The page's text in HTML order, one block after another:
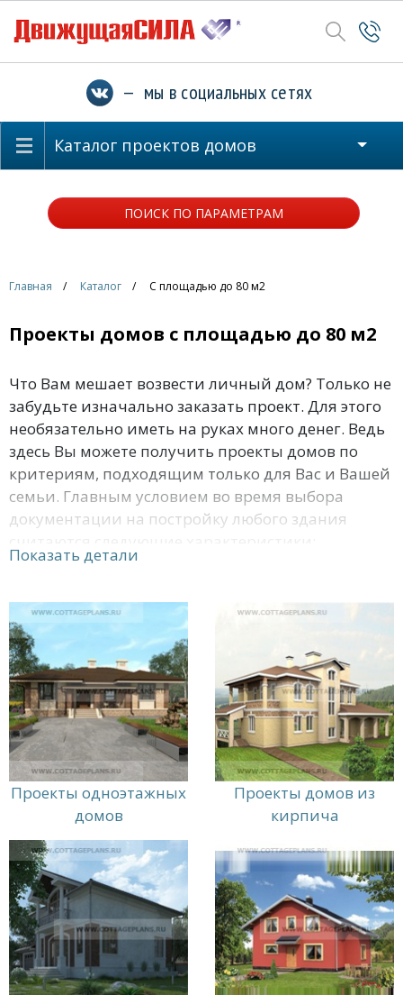
— мы в социальных сетях
Каталог проектов домов
ПОИСК ПО ПАРАМЕТРАМ
Главная Каталог С площадью до 80 м2
Проекты домов с площадью до 80 м2
Что Вам мешает возвести личный дом? Только не
забудьте изначально заказать проект. Для этого
необязательно иметь на руках много денег. Ведь
здесь Вы можете получить проекты домов по
критериям, подходящим только для Вас и Вашей
семьи. Главным условием во время выбора
документации на постройку любого здания
стоимость стройматериалов, этажность,
помещения, уютной кухни, бассейна, совместного
или раздельного санузла. Естественно
целесообразнее договориться о разработке
проекта специалистам, которые работают у нас.
Мы обещаем, что Вы сможете найти
необходимые Вам проекты домов с площадью до
80 м2 здесь.
Показать детали
Проекты одноэтажных
домов
Проекты домов из
кирпича